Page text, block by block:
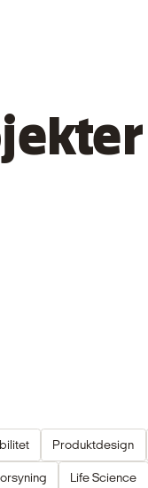
Produktdesign
Life Science